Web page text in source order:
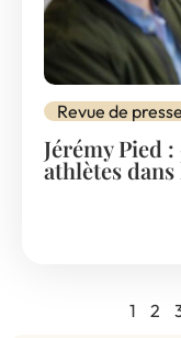
Revue de presse
Jérémy Pied
athlètes
1 2